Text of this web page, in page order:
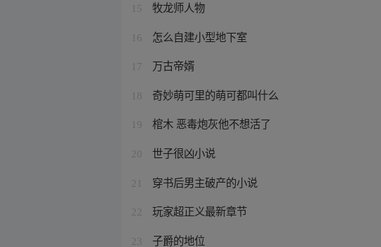
15 牧龙师人物
16 怎么自建小型地下室
17 万古帝婿
18 奇妙萌可里的萌可都叫什么
19 棺木 恶毒炮灰他不想活了
20 世子很凶小说
21 穿书后男主破产的小说
22 玩家超正义最新章节
23 子爵的地位